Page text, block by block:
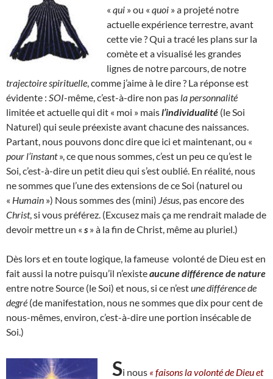
« qui » ou « quoi » a projeté notre
actuelle expérience terrestre, avant
cette vie ? Qui a tracé les plans sur la
comète et a visualisé les grandes
lignes de notre parcours, de notre
trajectoire spirituelle , comme j’aime à le dire ? La réponse est
évidente : SOI-même, c’est-à-dire non pas la personnalité
limitée et actuelle qui dit « moi » maisl’individualité (le Soi
Naturel) qui seule préexiste avant chacune des naissances.
Partant, nous pouvons donc dire que ici et maintenant, ou «
pour l’instant», ce que nous sommes, c’est un peu ce qu’est le
Soi, c’est-à-dire un petit dieu qui s’est oublié. En réalité, nous
ne sommes que l’une des extensions de ce Soi (naturel ou
« Humain ») Nous sommes des (mini) Jésus , pas encore des
Christ, si vous préférez. (Excusez mais ça me rendrait malade de
devoir mettre un « s » à la fin de Christ, même au pluriel.)
Dès lors et en toute logique, la fameuse volonté de Dieu est en
fait aussi la notre puisqu’il n’existeaucune différence de nature
entre notre Source (le Soi) et nous, si ce n’estune différence de
degré (de manifestation, nous ne sommes que dix pour cent de
nous-mêmes, environ, c’est-à-dire une portion insécable de
Soi.)
Si nous « faisons la volonté de Dieu et